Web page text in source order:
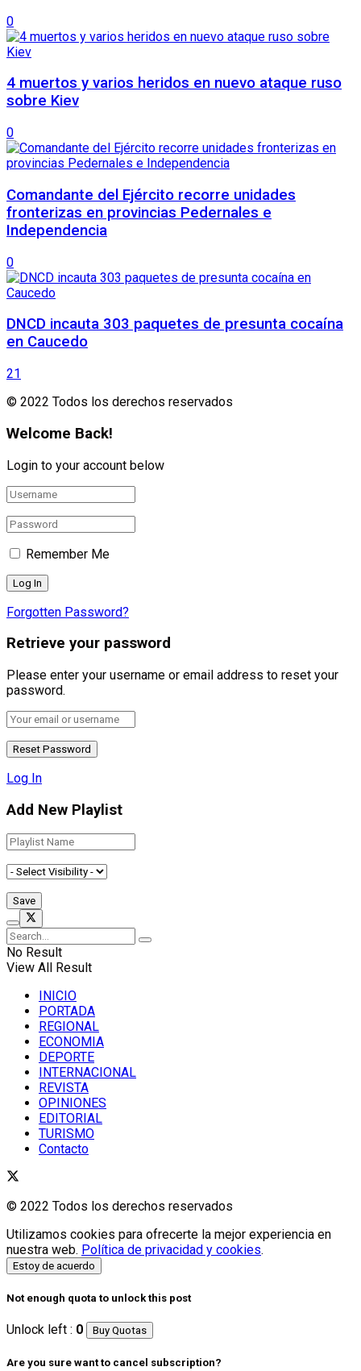
0
4 muertos y varios heridos en nuevo ataque ruso
sobre Kiev
0
Comandante del Ejército recorre unidades
fronterizas en provincias Pedernales e
Independencia
0
DNCD incauta 303 paquetes de presunta cocaína
en Caucedo
21
© 2022 Todos los derechos reservados
Welcome Back!
Login to your account below
Remember Me
Forgotten Password?
Retrieve your password
Please enter your username or email address to reset your
password.
Log In
Add New Playlist
No Result
View All Result
INICIO
PORTADA
REGIONAL
ECONOMIA
DEPORTE
INTERNACIONAL
REVISTA
OPINIONES
EDITORIAL
TURISMO
Contacto
© 2022 Todos los derechos reservados
Utilizamos cookies para ofrecerte la mejor experiencia en
nuestra web. Política de privacidad y cookies.
Estoy de acuerdo
Not enough quota to unlock this post
Unlock left : 0 Buy Quotas
Are you sure want to cancel subscription?